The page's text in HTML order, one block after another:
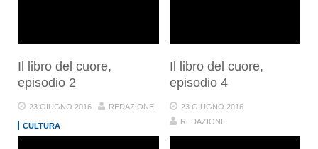
Il libro del cuore,
episodio 2
23 GIUGNO 2016 REDAZIONE
CULTURA
Il libro del cuore,
episodio 4
23 GIUGNO 2016
REDAZIONE